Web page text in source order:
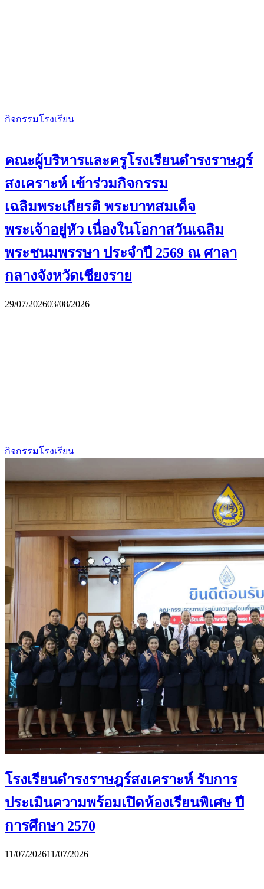
กิจกรรมโรงเรียน
คณะผู้บริหารและครูโรงเรียนดำรงราษฎร์
สงเคราะห์ เข้าร่วมกิจกรรม
เฉลิมพระเกียรติ พระบาทสมเด็จ
พระเจ้าอยู่หัว เนื่องในโอกาสวันเฉลิม
พระชนมพรรษา ประจำปี 2569 ณ ศาลา
กลางจังหวัดเชียงราย
29/07/202603/08/2026
กิจกรรมโรงเรียน
โรงเรียนดำรงราษฎร์สงเคราะห์ รับการ
ประเมินความพร้อมเปิดห้องเรียนพิเศษ ปี
การศึกษา 2570
11/07/202611/07/2026